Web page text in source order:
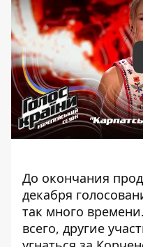
До окончания
декабря
так много
всего, другие